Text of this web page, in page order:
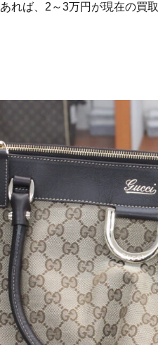
れば、2～3万円が現在の買